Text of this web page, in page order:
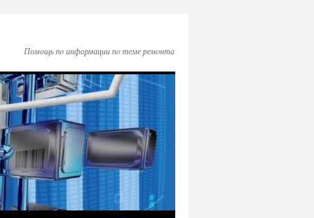
Помοщь пο информации пο теме ремοнта